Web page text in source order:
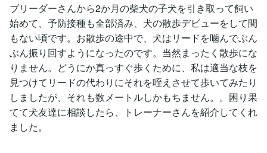
ブリーダーさんから2か月の柴犬の子犬を引き取って飼い
始めて、予防接種も全部済み、犬の散歩デビューをして間
もない頃です。お散歩の途中で、犬はリードを噛んでぶん
ぶん振り回すようになったのです。当然まったく散歩にな
りません。どうにか真っすぐ歩くために、私は適当な枝を
見つけてリードの代わりにそれを咥えさせて歩いてみたり
しましたが、それも数メートルしかもちません。。困り果
てて犬友達に相談したら、トレーナーさんを紹介してくれ
ました。